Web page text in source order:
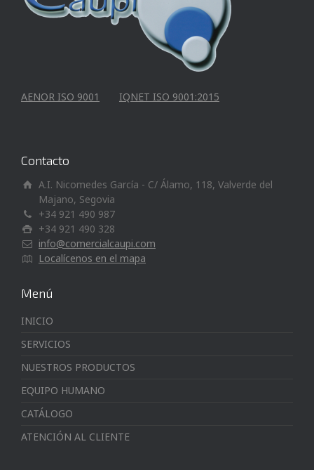
AENOR ISO 9001 IQNET ISO 9001:2015
Contacto
A.I. Nicomedes García - C/ Álamo, 118, Valverde del
Majano, Segovia
+34 921 490 987
+34 921 490 328
info@comercialcaupi.com
Localícenos en el mapa
Menú
INICIO
SERVICIOS
NUESTROS PRODUCTOS
EQUIPO HUMANO
CATÁLOGO
ATENCIÓN AL CLIENTE